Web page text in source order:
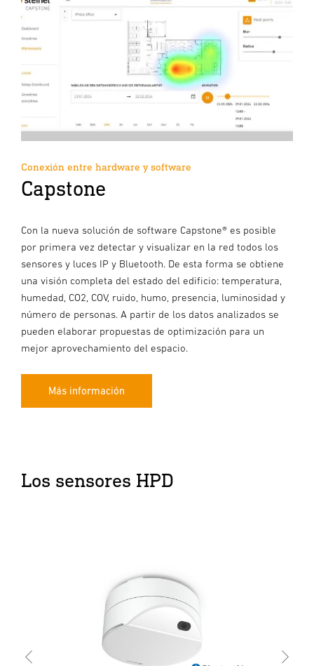
Conexión entre hardware y software
Capstone
Con la nueva solución de software Capstone® es posible
por primera vez detectar y visualizar en la red todos los
sensores y luces IP y Bluetooth. De esta forma se obtiene
una visión completa del estado del edificio: temperatura,
humedad, CO2, COV, ruido, humo, presencia, luminosidad y
número de personas. A partir de los datos analizados se
pueden elaborar propuestas de optimización para un
mejor aprovechamiento del espacio.
Más información
Los sensores HPD